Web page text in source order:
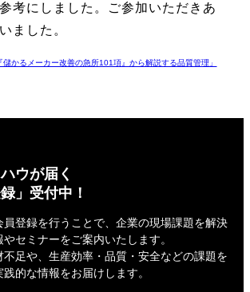
考にしました。ご参加いただきあ
ました。
ウが届く
」受付中！
員登録を行うことで、企業の現場課題を解決
セミナーをご案内いたします。
足や、生産効率・品質・安全などの課題を
的な情報をお届けします。